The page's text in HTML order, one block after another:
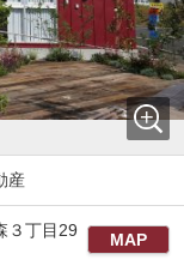
産
３丁目29
MAP